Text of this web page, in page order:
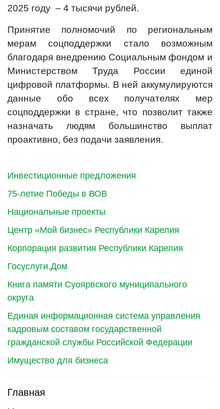
Инвестиционные предложения
75-летие Победы в ВОВ
Национальные проекты
Центр «Мой бизнес» Республики Карелия
Корпорация развития Республики Карелия
Госуслуги.Дом
Книга памяти Суоярвского муниципального
округа
Единая информационная система управления
кадровым составом государственной
гражданской службы Российской Федерации
Имущество для бизнеса
Главная
2025 году – 4 тысячи рублей.
Принятие полномочий по региональным
мерам соцподдержки стало возможным
благодаря внедрению Социальным фондом и
Министерством Труда России единой
цифровой платформы. В ней аккумулируются
данные обо всех получателях мер
соцподдержки в стране, что позволит также
назначать людям большинство выплат
проактивно, без подачи заявления.